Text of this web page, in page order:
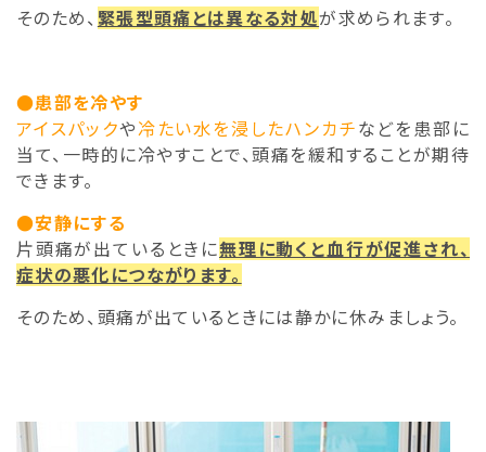
そのため、 緊張型頭痛とは異なる対処が求められます。
●患部を冷やす
アイスパックや冷たい水を浸したハンカチなどを患部に
当て、一時的に冷やすことで、頭痛を緩和することが期待
できます。
●安静にする
片頭痛が出ているときに無理に動くと血行が促進され、
症状の悪化につながります。
そのため、頭痛が出ているときには静かに休みましょう。